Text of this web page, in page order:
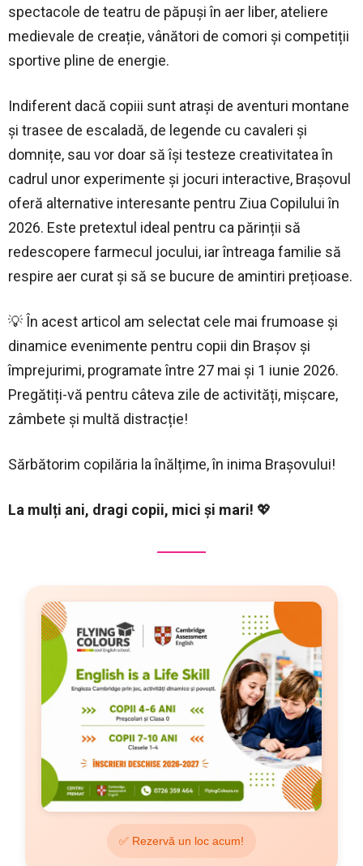
spectacole de teatru de păpuși în aer liber, ateliere
medievale de creație, vânători de comori și competiții
sportive pline de energie.
Indiferent dacă copiii sunt atrași de aventuri montane
și trasee de escaladă, de legende cu cavaleri și
domnițe, sau vor doar să își testeze creativitatea în
cadrul unor experimente și jocuri interactive, Brașovul
oferă alternative interesante pentru Ziua Copilului în
2026. Este pretextul ideal pentru ca părinții să
redescopere farmecul jocului, iar întreaga familie să
respire aer curat și să se bucure de amintiri prețioase.
💡 În acest articol am selectat cele mai frumoase și
dinamice evenimente pentru copii din Brașov și
împrejurimi, programate între 27 mai și 1 iunie 2026.
Pregătiți-vă pentru câteva zile de activități, mișcare,
zâmbete și multă distracție!
Sărbătorim copilăria la înălțime, în inima Brașovului!
La mulți ani, dragi copii, mici și mari! 💖
✅ Rezervă un loc acum!